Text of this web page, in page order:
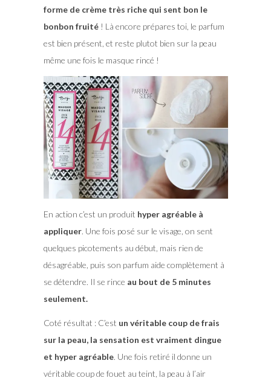
forme de crème très riche qui sent bon le
bonbon fruité! Là encore prépares toi, le parfum
est bien présent, et reste plutot bien sur la peau
même une fois le masque rincé !
En action c’est un produit hyper agréable à
appliquer. Une fois posé sur le visage, on sent
quelques picotements au début, mais rien de
désagréable, puis son parfum aide complètement à
se détendre. Il se rince au bout de 5 minutes
seulement.
Coté résultat : C’est un véritable coup de frais
sur la peau, la sensation est vraiment dingue
et hyper agréable. Une fois retiré il donne un
véritable coup de fouet au teint, la peau à l’air